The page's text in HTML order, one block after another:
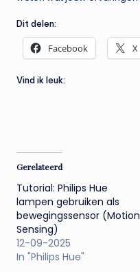
Dit delen:
Facebook X
Vind ik leuk:
Gerelateerd
Tutorial: Philips Hue
lampen gebruiken als
bewegingssensor (Motion
Sensing)
12-09-2025
In "Philips Hue"